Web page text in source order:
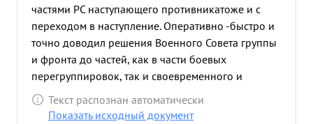
частями РС наступающего противникатоже и с
переходом в наступление. Оперативно -быстро и
точно доводил решения Военного Совета группы
и фронта до частей, как в части боевых
перегруппировок, так и своевременного и
полного обеспечения их боеприпасами и
горючим. Лично высоко дисциплинирован
Текст распознан автоматически
Показать исходный документ